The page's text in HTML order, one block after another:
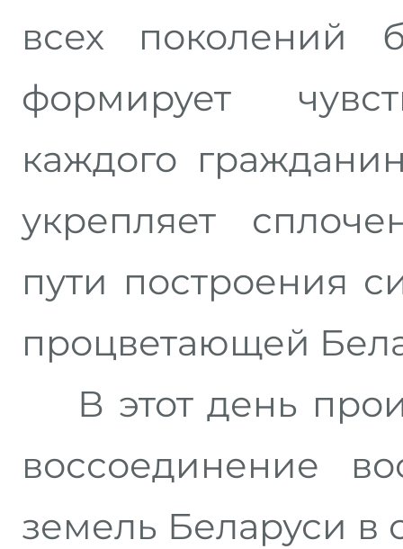
всех поколений
формирует
каждого
укрепляет
пути построения
процветающей
В этот день
воссоединение
земель Беларуси в